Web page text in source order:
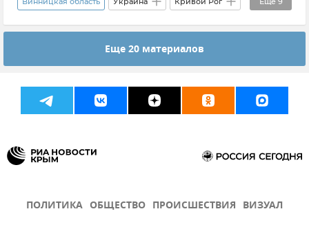
Днепропетровск Днепропетровская область
Хмельницкая область Харьков
В мире Новости
Еще 20 материалов
ПОЛИТИКА ОБЩЕСТВО ПРОИСШЕСТВИЯ ВИЗУАЛ